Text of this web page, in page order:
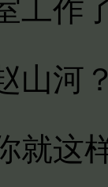
工作
河？
这样